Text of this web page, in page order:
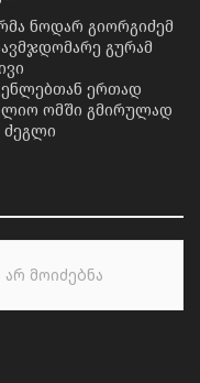
ნოდარ გიორგიძემ
გურამ
ერთად
ომში გმირულად
მოიძებნა